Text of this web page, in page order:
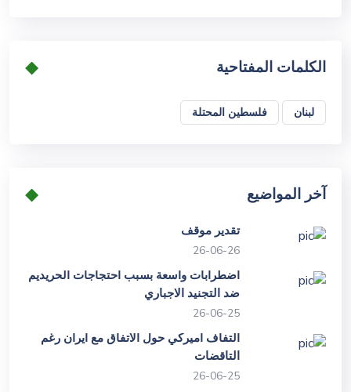
الكلمات المفتاحية
لبنان فلسطين المحتلة
آخر المواضيع
تقدير موقف
26-06-26
اضطرابات واسعة بسبب احتجاجات الحريديم
ضد التجنيد الاجباري
26-06-25
التفاف اميركي حول الاتفاق مع ايران رغم
التاقضات
26-06-25